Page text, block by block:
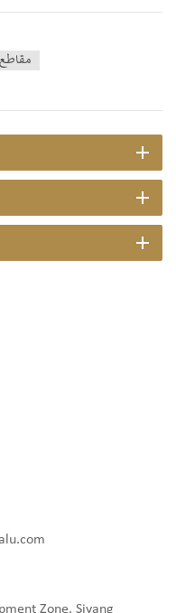
مكونات أساسية تُحدد مظهر
مقاطع
Zone, Siyang